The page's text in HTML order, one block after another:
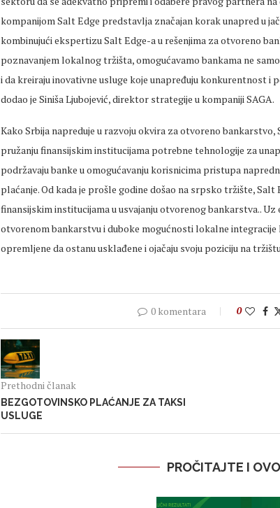
kompanijom Salt Edge predstavlja značajan korak unapred u
kombinujući ekspertizu Salt Edge-a u rešenjima za otvoreno
poznavanjem lokalnog tržišta, omogućavamo bankama ne
i da kreiraju inovativne usluge koje unapređuju konkurentnost i
dodao je Siniša Ljubojević, direktor strategije u kompaniji SAGA.
Kako Srbija napreduje u razvoju okvira za otvoreno bankarstvo,
pružanju finansijskim institucijama potrebne tehnologije za
podržavaju banke u omogućavanju korisnicima pristupa
plaćanje. Od kada je prošle godine došao na srpsko tržište,
finansijskim institucijama u usvajanju otvorenog bankarstva..
otvorenom bankarstvu i duboke mogućnosti lokalne integracije
opremljene da ostanu usklađene i ojačaju svoju poziciju na
0 komentara 0
Prethodni članak
BEZGOTOVINSKO PLAĆANJE ZA TAKSI
USLUGE
PROČITAJTE I